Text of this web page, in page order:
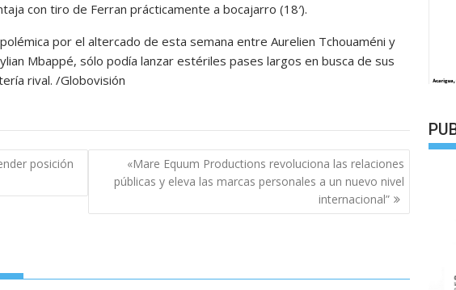
con tiro de Ferran prácticamente a bocajarro (18′).
por el altercado de esta semana entre Aurelien Tchouaméni y
Mbappé, sólo podía lanzar estériles pases largos en busca de sus
rival. /Globovisión
posición
«Mare Equum Productions revoluciona las relaciones
públicas y eleva las marcas personales a un nuevo nivel
internacional”